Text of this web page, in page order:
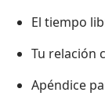
El tiempo
Tu relación
Apéndice